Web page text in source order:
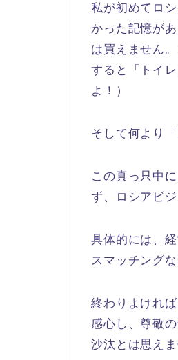
私が初めてロ
かった記憶が
は買えません
すると「トイ
よ！）
そして何より
この真っ只中
ず、ロシアビ
具体的には、
スマッチング
終わりよけれ
感心し、尊敬
沙汰とは思え